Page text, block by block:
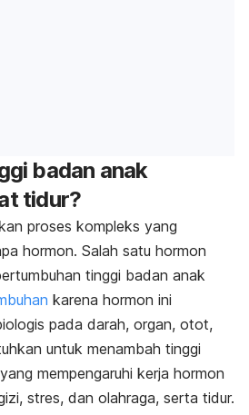
badan anak
tidur?
proses kompleks yang
hormon. Salah satu hormon
tinggi badan anak
karena hormon ini
pada darah, organ, otot,
untuk menambah tinggi
mempengaruhi kerja hormon
stres, dan olahraga, serta tidur.